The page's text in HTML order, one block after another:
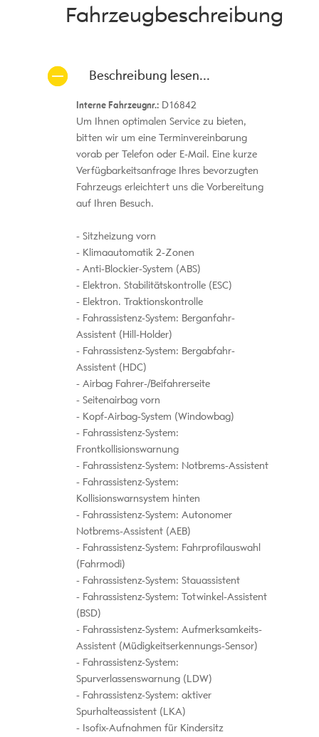
Fahrzeug­beschreibung
Beschreibung lesen...
Interne Fahrzeugnr.:D16842
Um Ihnen optimalen Service zu bieten,
bitten wir um eine Terminvereinbarung
vorab per Telefon oder E-Mail. Eine kurze
Verfügbarkeitsanfrage Ihres bevorzugten
Fahrzeugs erleichtert uns die Vorbereitung
auf Ihren Besuch.
Sitzheizung vorn
Klimaautomatik 2-Zonen
Anti-Blockier-System (ABS)
Elektron. Stabilitätskontrolle (ESC)
Elektron. Traktionskontrolle
Fahrassistenz-System: Berganfahr-
Assistent (Hill-Holder)
Fahrassistenz-System: Bergabfahr-
Assistent (HDC)
Airbag Fahrer-/Beifahrerseite
Seitenairbag vorn
Kopf-Airbag-System (Windowbag)
Fahrassistenz-System:
Frontkollisionswarnung
Fahrassistenz-System: Notbrems-Assistent
Fahrassistenz-System:
Kollisionswarnsystem hinten
Fahrassistenz-System: Autonomer
Notbrems-Assistent (AEB)
Fahrassistenz-System: Fahrprofilauswahl
(Fahrmodi)
Fahrassistenz-System: Stauassistent
Fahrassistenz-System: Totwinkel-Assistent
(BSD)
Fahrassistenz-System: Aufmerksamkeits-
Assistent (Müdigkeitserkennungs-Sensor)
Fahrassistenz-System:
Spurverlassenswarnung (LDW)
Fahrassistenz-System: aktiver
Spurhalteassistent (LKA)
Isofix-Aufnahmen für Kindersitz